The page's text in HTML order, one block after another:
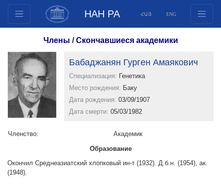
НАН РА ՀԱՅ ENG
Документы
Инновационные предложения
Публикации
Фонды
Конкурсы
Международное сотрудничество
Молодежные программы
Члены /Скончавшиеся академики
Бабаджанян Гурген Амаякович
Специализация: Генетика
Место рождения: Баку
Дата рождения: 03/09/1907
Дата смерти: 05/03/1982
Членство:
Aкадемик
Образование
Окончил Среднеазиатский хлопковый ин-т (1932). Д.б.н. (1954), ак.
(1948).